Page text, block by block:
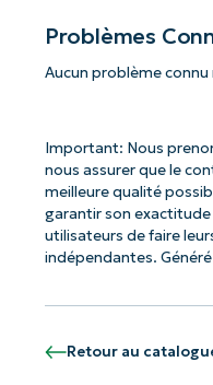
Problèmes
Aucun problème
Important: Nous
nous assurer que le
meilleure qualité
garantir son
utilisateurs de faire
indépendantes.
Retour au